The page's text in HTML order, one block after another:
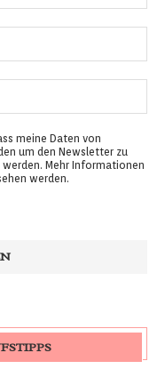
meine Daten von
um den Newsletter zu
Mehr Informationen
werden.